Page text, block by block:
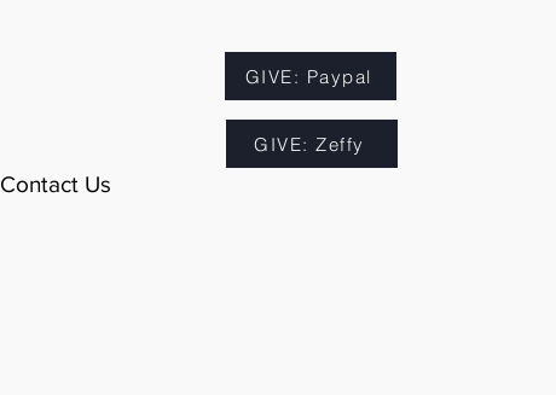
GIVE: Paypal
GIVE: Zeffy
Contact Us